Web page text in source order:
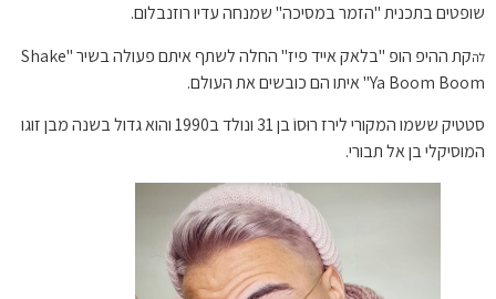
שופטים בתכנית "הזמר במסיכה" שמנחה עדיו רוזנבלום.
לה
קת ההיפ הופ "בלאק אייד פיז" החלה לשתף איתם פעולה בשיר "Shake
Ya Boom Boom" איתו הם כובשים את העולם.
סטטיק ששמו המקורי לירז רוּסוֹ בן 31 ונולד ב1990 והוא גדול בשנה מבן זוגו
המוסיקלי בן אל תבורי.